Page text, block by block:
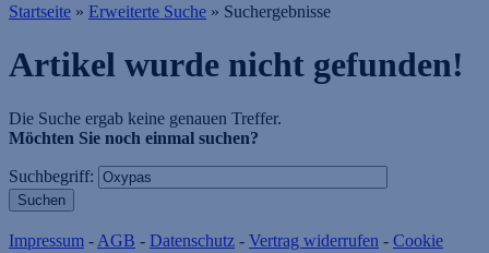
Startseite » Erweiterte Suche » Suchergebnisse
Artikel wurde nicht gefunden!
Die Suche ergab keine genauen Treffer.
Möchten Sie noch einmal suchen?
Suchbegriff:
Impressum - AGB - Datenschutz - Vertrag widerrufen - Cookie